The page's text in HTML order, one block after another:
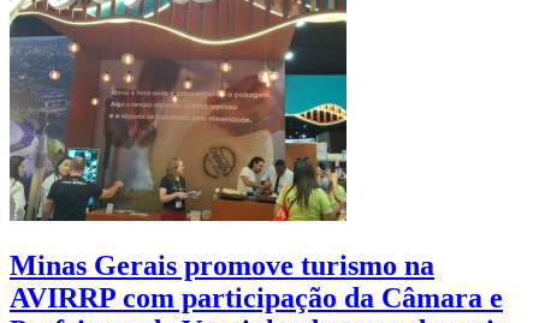
Minas Gerais promove turismo na
AVIRRP com participação da Câmara e